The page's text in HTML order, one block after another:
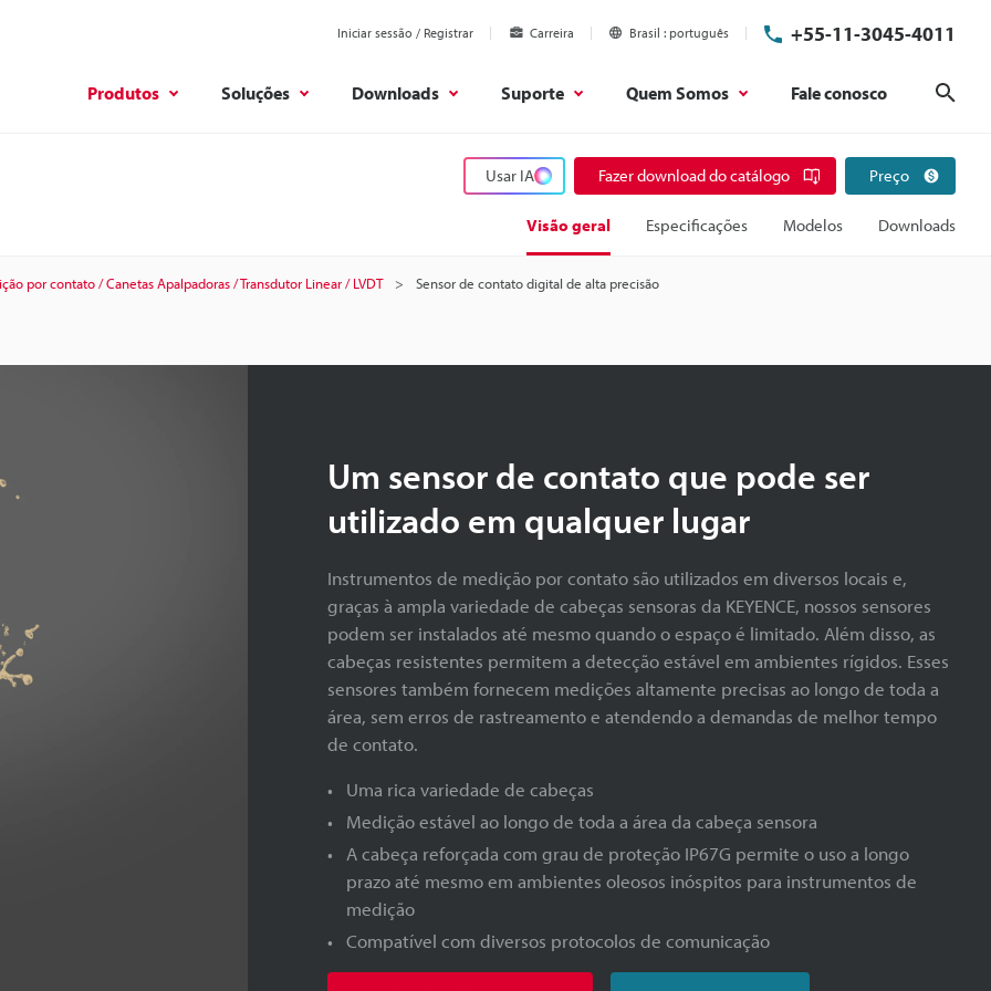
Iniciar sessão / Registrar Carreira Brasil português +55-11-3045-4011
Produtos Soluções Downloads Suporte Quem Somos Fale conosco
Usar IA Fazer download do catálogo Preço
Visão geral Especificações Modelos Downloads
por contato / Canetas Apalpadoras / Transdutor Linear / LVDT Sensor de contato digital de alta precisão
Um sensor de contato que pode ser
utilizado em qualquer lugar
Instrumentos de medição por contato são utilizados em diversos locais e,
graças à ampla variedade de cabeças sensoras da KEYENCE, nossos sensores
podem ser instalados até mesmo quando o espaço é limitado. Além disso, as
cabeças resistentes permitem a detecção estável em ambientes rígidos. Esses
sensores também fornecem medições altamente precisas ao longo de toda a
área, sem erros de rastreamento e atendendo a demandas de melhor tempo
de contato.
Uma rica variedade de cabeças
Medição estável ao longo de toda a área da cabeça sensora
A cabeça reforçada com grau de proteção IP67G permite o uso a longo
prazo até mesmo em ambientes oleosos inóspitos para instrumentos de
medição
Compatível com diversos protocolos de comunicação